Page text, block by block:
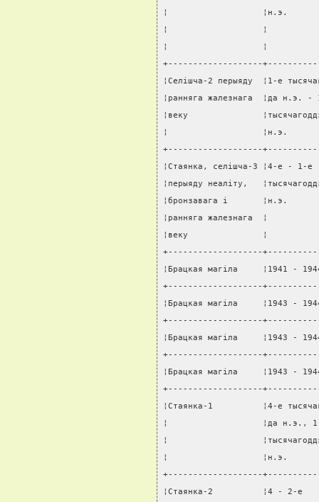
¦                   ¦н.э.
¦                   ¦
¦                   ¦
+-------------------
¦Селiшча-2 перыяду  ¦1-е
¦ранняга жалезнага  ¦да
¦веку
¦                   ¦н.э.
+-------------------
¦Стаянка, селiшча-3 ¦4-е -
¦перыяду неалiту,
¦бронзавага i       ¦н.э.
¦ранняга жалезнага  ¦
¦веку               ¦
+-------------------
¦Брацкая магiла     ¦1941 -
+-------------------
¦Брацкая магiла     ¦1943 -
+-------------------
¦Брацкая магiла     ¦1943 -
+-------------------
¦Брацкая магiла     ¦1943 -
+-------------------
¦Стаянка-1          ¦4-е
¦                   ¦да н.э., 1-
¦
¦                   ¦н.э.
+-------------------
¦Стаянка-2          ¦4 - 2-е